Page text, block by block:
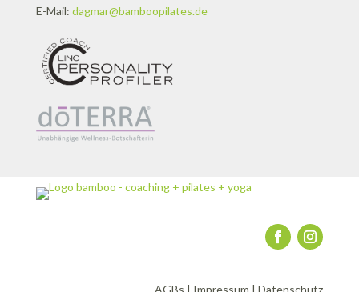
E-Mail: dagmar@bamboopilates.de
AGBs | Impressum |Datenschutz